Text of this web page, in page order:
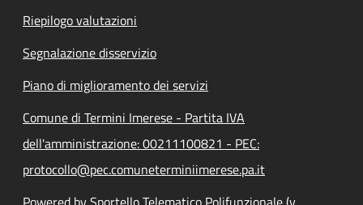
Riepilogo valutazioni
Segnalazione disservizio
Piano di miglioramento dei servizi
Comune di Termini Imerese - Partita IVA
dell'amministrazione: 00211100821 - PEC:
protocollo@pec.comuneterminiimerese.pa.it